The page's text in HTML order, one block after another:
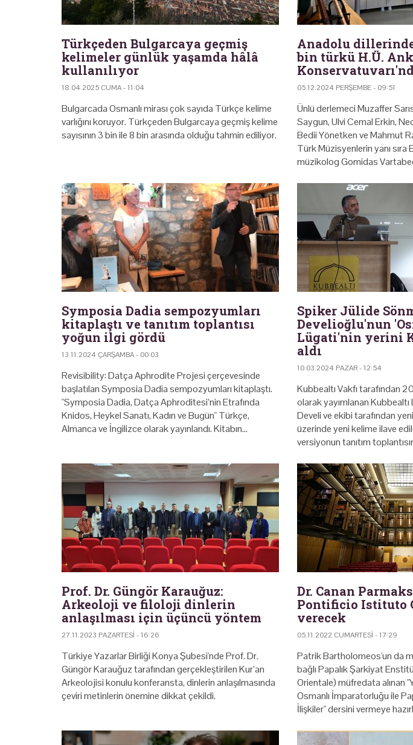
Türkçeden Bulgarcaya geçmiş
kelimeler günlük yaşamda hâlâ
kullanılıyor
18.04.2025 CUMA - 11:04
Bulgarcada Osmanlı mirası çok sayıda Türkçe kelime
varlığını koruyor. Türkçeden Bulgarcaya geçmiş kelime
sayısının 3 bin ile 8 bin arasında olduğu tahmin ediliyor.
Anadolu
bin türkü H.Ü.
05.12.2024 PERŞEMBE - 09:51
Ünlü derlemeci Muzaffer
Saygun, Ulvi Cemal Erkin,
Bedii Yönetken ve Mahmut
Türk Müzisyenlerin yanı sıra
müzikolog Gomidas
Symposia Dadia sempozyumları
kitaplaştı ve tanıtım toplantısı
yoğun ilgi gördü
13.11.2024 ÇARŞAMBA - 00:03
Revisibility: Datça Aphrodite Projesi çerçevesinde
başlatılan Symposia Dadia sempozyumları kitaplaştı.
"Symposia Dadia, Datça Aphroditesi’nin Etrafında
Knidos, Heykel Sanatı, Kadın ve Bugün" Türkçe,
Almanca ve İngilizce olarak yayınlandı. Kitabın…
Spiker Jülide
Develioğlu'nun
Lügati'nin yerini
aldı
10.03.2024 PAZAR - 12:54
Kubbealtı Vakfı tarafından
olarak yayımlanan
Develi ve ekibi tarafından
üzerinde yeni kelime ilave
versiyonun tanıtım
Prof. Dr. Güngör Karauğuz:
Arkeoloji ve filoloji dinlerin
anlaşılması için üçüncü yöntem
27.11.2023 PAZARTESI - 16:26
Türkiye Yazarlar Birliği Konya Şubesi'nde Prof. Dr.
Güngör Karauğuz tarafından gerçekleştirilen Kur’an
Arkeolojisi konulu konferansta, dinlerin anlaşılmasında
çeviri metinlerin önemine dikkat çekildi.
Dr. Canan
Pontificio Istituto
verecek
05.11.2022 CUMARTESI - 17:29
Patrik Bartholomeos'un da
bağlı Papalık Şarkiyat
Orientale) müfredata alınan
Osmanlı İmparatorluğu ile
İlişkiler" dersini vermeye